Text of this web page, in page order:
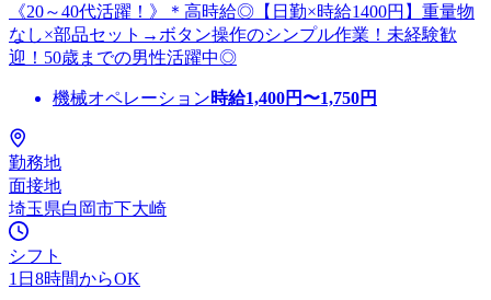
《20～40代活躍！》＊高時給◎【日勤×時給1400円】重量物
なし×部品セット→ボタン操作のシンプル作業！未経験歓
迎！50歳までの男性活躍中◎
機械オペレーション時給1,400円〜1,750円
勤務地
面接地
埼玉県白岡市下大崎
シフト
1日8時間からOK